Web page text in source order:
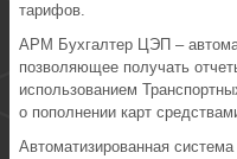
тарифов.
АРМ Бухгалтер ЦЭП –
позволяющее получать
использованием
о пополнении карт
Автоматизированная